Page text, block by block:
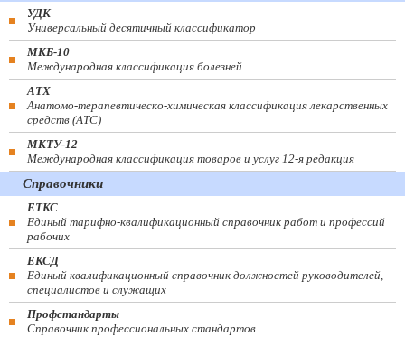
УДК
Универсальный десятичный классификатор
МКБ-10
Международная классификация болезней
АТХ
Анатомо-терапевтическо-химическая классификация лекарственных
средств (ATC)
МКТУ-12
Международная классификация товаров и услуг 12-я редакция
Справочники
ЕТКС
Единый тарифно-квалификационный справочник работ и профессий
рабочих
ЕКСД
Единый квалификационный справочник должностей руководителей,
специалистов и служащих
Профстандарты
Справочник профессиональных стандартов